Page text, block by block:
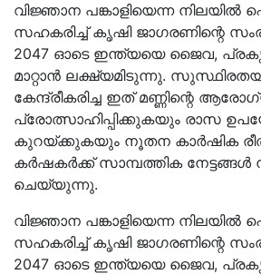
വിജ്ഞാന പങ്കാളിയെന്ന
സഹകരിച്ച് കൃഷി ജാഗരണിന്റെ
2047 ഓടെ ഇന്ത്യയെ ജൈവ,
മാറ്റാൻ ലക്ഷ്യമിടുന്നു.
കേന്ദ്രീകരിച്ച ഇത് മണ്ണിന്റെ
പ്രോത്സാഹിപ്പിക്കുകയും രാസ
കുറയ്ക്കുകയും നൂതന കാർഷിക
കർഷകർക്ക് സാമ്പത്തിക
ചെയ്യുന്നു.
വിജ്ഞാന പങ്കാളിയെന്ന
സഹകരിച്ച് കൃഷി ജാഗരണിന്റെ
2047 ഓടെ ഇന്ത്യയെ ജൈവ,